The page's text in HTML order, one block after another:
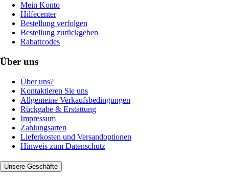
Mein Konto
Hilfecenter
Bestellung verfolgen
Bestellung zurückgeben
Rabattcodes
Über uns
Über uns?
Kontaktieren Sie uns
Allgemeine Verkaufsbedingungen
Rückgabe & Erstattung
Impressum
Zahlungsarten
Lieferkosten und Versandoptionen
Hinweis zum Datenschutz
Unsere Geschäfte